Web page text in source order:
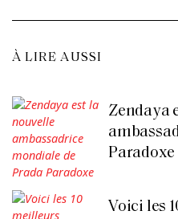
À LIRE AUSSI
Zendaya
Paradoxe
Voici les